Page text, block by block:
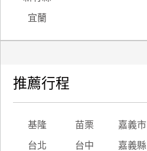
宜蘭
推薦行程
基隆 苗栗 嘉義市
台北 台中 嘉義縣